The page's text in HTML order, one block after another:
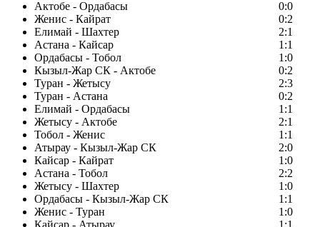
Актобе - Ордабасы
0:0
Женис - Кайрат
0:2
Елимай - Шахтер
2:1
Астана - Кайсар
1:1
Ордабасы - Тобол
1:0
Кызыл-Жар СК - Актобе
0:2
Туран - Жетысу
2:3
Туран - Астана
0:2
Елимай - Ордабасы
1:1
Жетысу - Актобе
2:1
Тобол - Женис
1:1
Атырау - Кызыл-Жар СК
2:0
Кайсар - Кайрат
1:0
Астана - Тобол
2:2
Жетысу - Шахтер
1:0
Ордабасы - Кызыл-Жар СК
1:1
Женис - Туран
1:0